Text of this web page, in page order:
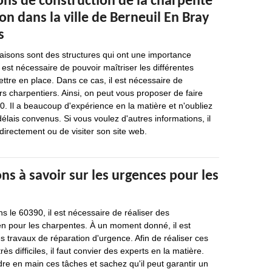
dans la ville de Berneuil En Bray
sont des structures qui ont une importance
nécessaire de pouvoir maîtriser les différentes
en place. Dans ce cas, il est nécessaire de
charpentiers. Ainsi, on peut vous proposer de faire
Il a beaucoup d'expérience en la matière et n'oubliez
convenus. Si vous voulez d'autres informations, il
ou de visiter son site web.
à savoir sur les urgences pour les
le 60390, il est nécessaire de réaliser des
pour les charpentes. À un moment donné, il est
travaux de réparation d'urgence. Afin de réaliser ces
difficiles, il faut convier des experts en la matière.
en main ces tâches et sachez qu'il peut garantir un